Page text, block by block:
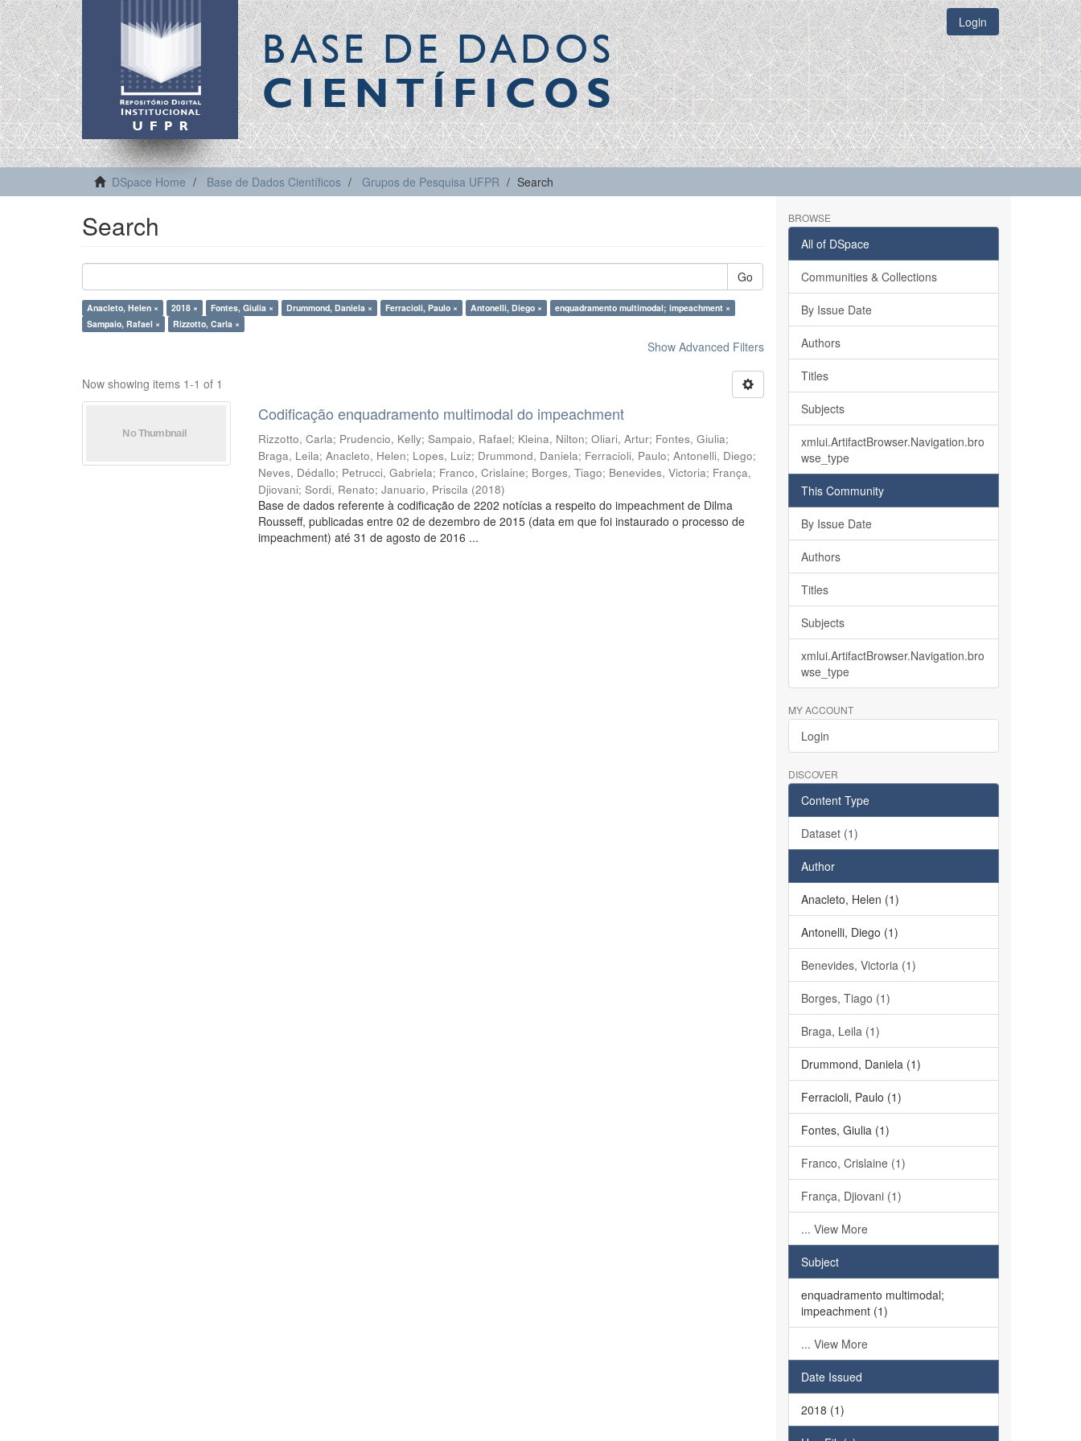
BASE DE DADOS
CIENTÍFICOS
Login
DSpace Home Base de Dados Científicos Grupos de Pesquisa UFPR Search
Search
Go
Anacleto, Helen × 2018 × Fontes, Giulia × Drummond, Daniela × Ferracioli, Paulo × Antonelli, Diego ×
enquadramento multimodal; impeachment ×
Sampaio, Rafael ×
Rizzotto, Carla ×
Show Advanced Filters
Now showing items 1-1 of 1
Codificação enquadramento multimodal do impeachment
Rizzotto, Carla; Prudencio, Kelly;Sampaio, Rafael; Kleina, Nilton;Oliari, Artur; Fontes, Giulia;
Braga, Leila;Anacleto, Helen; Lopes, Luiz; Drummond, Daniela; Ferracioli, Paulo;Antonelli, Diego;
Neves, Dédallo; Petrucci, Gabriela; Franco, Crislaine; Borges, Tiago; Benevides, Victoria; França,
Djiovani;Sordi, Renato;Januario, Priscila (2018)
Base de dados referente à codificação de 2202 notícias a respeito do impeachment de Dilma
Rousseff, publicadas entre 02 de dezembro de 2015 (data em que foi instaurado o processo de
impeachment) até 31 de agosto de 2016 ...
BROWSE
All of DSpace
Communities & Collections
By Issue Date
Authors
Titles
Subjects
xmlui.ArtifactBrowser.Navigation.bro
wse_type
This Community
By Issue Date
Authors
Titles
Subjects
xmlui.ArtifactBrowser.Navigation.bro
wse_type
MY ACCOUNT
Login
DISCOVER
Content Type
Dataset (1)
Author
Anacleto, Helen (1)
Antonelli, Diego (1)
Benevides, Victoria (1)
Borges, Tiago (1)
Braga, Leila (1)
Drummond, Daniela (1)
Ferracioli, Paulo (1)
Fontes, Giulia (1)
Franco, Crislaine (1)
França, Djiovani (1)
... View More
Subject
enquadramento multimodal;
impeachment (1)
... View More
Date Issued
2018 (1)